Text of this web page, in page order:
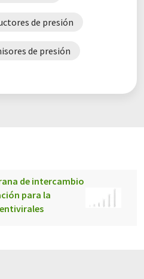
de presión
de presión
de intercambio
para la